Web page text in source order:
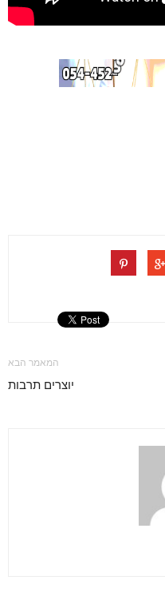
המאמר הבא
יוצרים תרבות